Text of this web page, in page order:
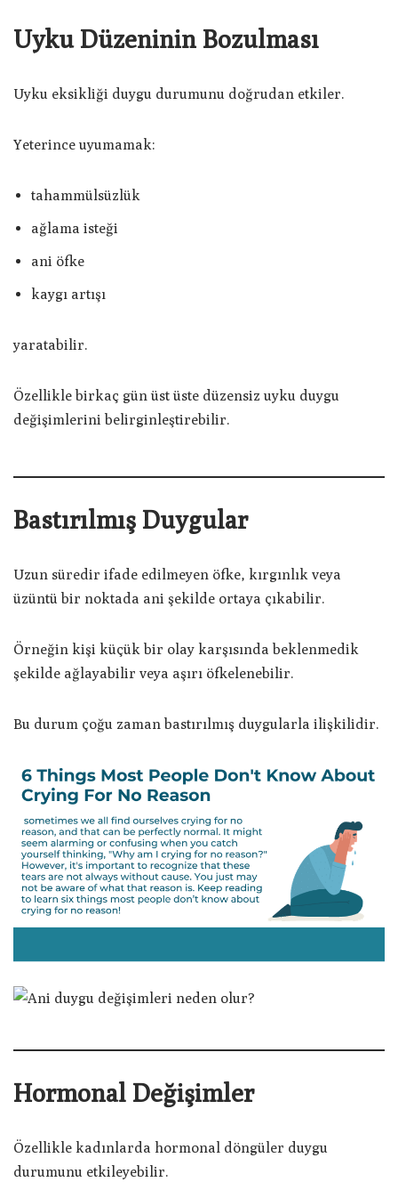
Uyku Düzeninin Bozulması
Uyku eksikliği duygu durumunu doğrudan etkiler.
Yeterince uyumamak:
tahammülsüzlük
ağlama isteği
ani öfke
kaygı artışı
yaratabilir.
Özellikle birkaç gün üst üste düzensiz uyku duygu
değişimlerini belirginleştirebilir.
Bastırılmış Duygular
Uzun süredir ifade edilmeyen öfke, kırgınlık veya
üzüntü bir noktada ani şekilde ortaya çıkabilir.
Örneğin kişi küçük bir olay karşısında beklenmedik
şekilde ağlayabilir veya aşırı öfkelenebilir.
Bu durum çoğu zaman bastırılmış duygularla ilişkilidir.
Hormonal Değişimler
Özellikle kadınlarda hormonal döngüler duygu
durumunu etkileyebilir.